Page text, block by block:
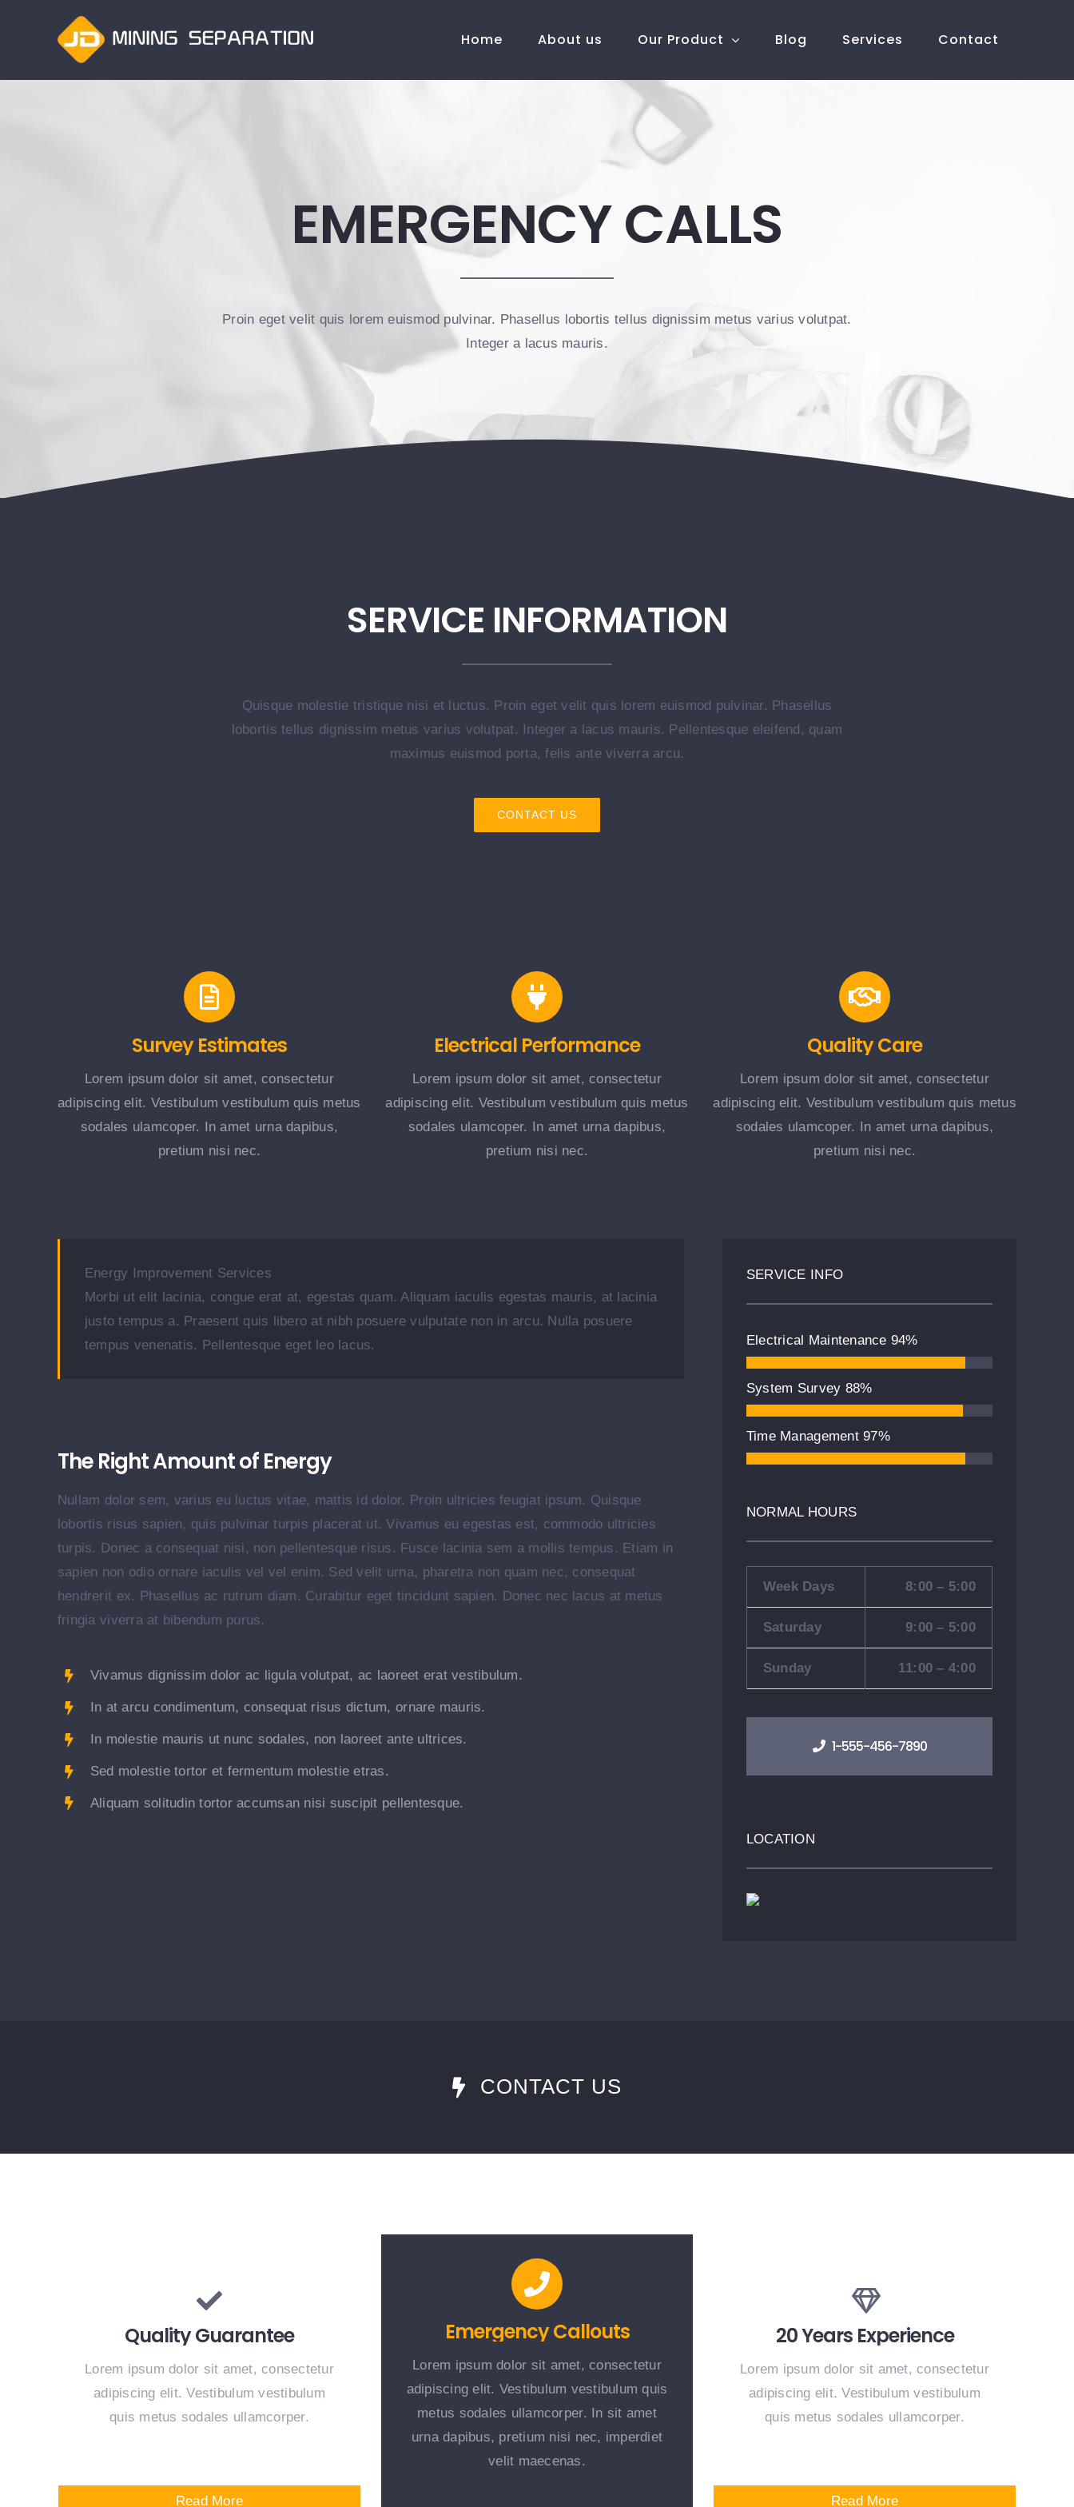
容
Home About us Our Product Blog Services Contact
EMERGENCY CALLS
Proin eget velit quis lorem euismod pulvinar. Phasellus lobortis tellus dignissim metus varius volutpat.
Integer a lacus mauris.
SERVICE INFORMATION
Quisque molestie tristique nisi et luctus. Proin eget velit quis lorem euismod pulvinar. Phasellus
lobortis tellus dignissim metus varius volutpat. Integer a lacus mauris. Pellentesque eleifend, quam
maximus euismod porta, felis ante viverra arcu.
CONTACT US
Survey Estimates
Lorem ipsum dolor sit amet, consectetur
adipiscing elit. Vestibulum vestibulum quis metus
sodales ulamcoper. In amet urna dapibus,
pretium nisi nec.
Electrical Performance
Lorem ipsum dolor sit amet, consectetur
adipiscing elit. Vestibulum vestibulum quis metus
sodales ulamcoper. In amet urna dapibus,
pretium nisi nec.
Quality Care
Lorem ipsum dolor sit amet, consectetur
adipiscing elit. Vestibulum vestibulum quis metus
sodales ulamcoper. In amet urna dapibus,
pretium nisi nec.
Energy Improvement Services
Morbi ut elit lacinia, congue erat at, egestas quam. Aliquam iaculis egestas mauris, at lacinia
justo tempus a. Praesent quis libero at nibh posuere vulputate non in arcu. Nulla posuere
tempus venenatis. Pellentesque eget leo lacus.
The Right Amount of Energy
Nullam dolor sem, varius eu luctus vitae, mattis id dolor. Proin ultricies feugiat ipsum. Quisque
lobortis risus sapien, quis pulvinar turpis placerat ut. Vivamus eu egestas est, commodo ultricies
turpis. Donec a consequat nisi, non pellentesque risus. Fusce lacinia sem a mollis tempus. Etiam in
sapien non odio ornare iaculis vel vel enim. Sed velit urna, pharetra non quam nec, consequat
hendrerit ex. Phasellus ac rutrum diam. Curabitur eget tincidunt sapien. Donec nec lacus at metus
fringia viverra at bibendum purus.
Vivamus dignissim dolor ac ligula volutpat, ac laoreet erat vestibulum.
In at arcu condimentum, consequat risus dictum, ornare mauris.
In molestie mauris ut nunc sodales, non laoreet ante ultrices.
Sed molestie tortor et fermentum molestie etras.
Aliquam solitudin tortor accumsan nisi suscipit pellentesque.
SERVICE INFO
Electrical Maintenance 94%
System Survey 88%
Time Management 97%
NORMAL HOURS
Week Days 8:00 – 5:00
Saturday 9:00 – 5:00
Sunday 11:00 – 4:00
1-555-456-7890
LOCATION
CONTACT US
Quality Guarantee
Lorem ipsum dolor sit amet, consectetur
adipiscing elit. Vestibulum vestibulum
quis metus sodales ullamcorper.
Read More
Emergency Callouts
Lorem ipsum dolor sit amet, consectetur
adipiscing elit. Vestibulum vestibulum quis
metus sodales ullamcorper. In sit amet
urna dapibus, pretium nisi nec, imperdiet
velit maecenas.
20 Years Experience
Lorem ipsum dolor sit amet, consectetur
adipiscing elit. Vestibulum vestibulum
quis metus sodales ullamcorper.
Read More